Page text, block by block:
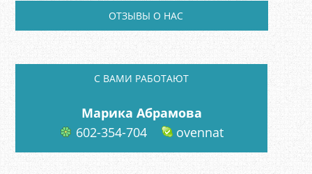
ОТЗЫВЫ О НАС
C ВАМИ РАБОТАЮТ
Марика Абрамова
602-354-704
ovennat